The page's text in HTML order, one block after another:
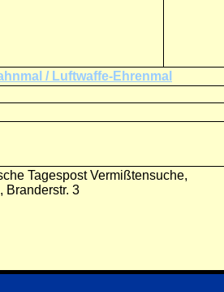
/ Luftwaffe-Ehrenmal
Tagespost Vermißtensuche,
Branderstr. 3